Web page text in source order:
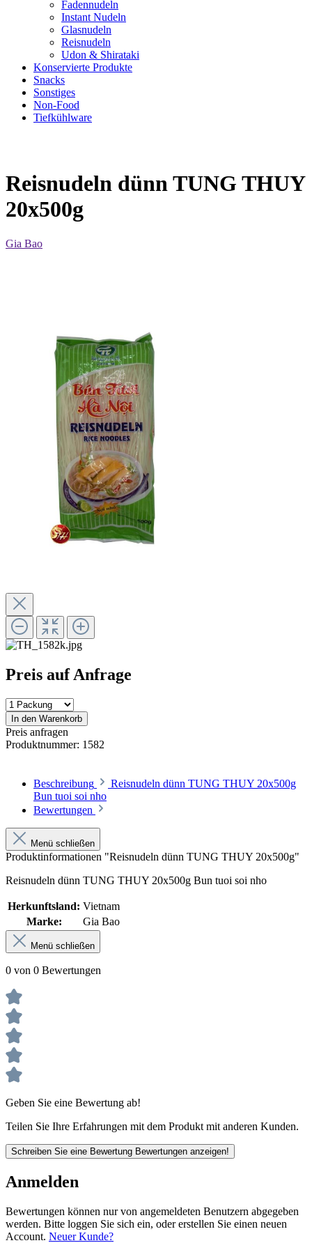
Fadennudeln
Instant Nudeln
Glasnudeln
Reisnudeln
Udon & Shirataki
Konservierte Produkte
Snacks
Sonstiges
Non-Food
Tiefkühlware
Reisnudeln dünn TUNG THUY
20x500g
Gia Bao
Preis auf Anfrage
In den Warenkorb
Preis anfragen
Produktnummer: 1582
Beschreibung
Reisnudeln dünn TUNG THUY 20x500g
Bun tuoi soi nho
Bewertungen
Menü schließen
Produktinformationen "Reisnudeln dünn TUNG THUY 20x500g"
Reisnudeln dünn TUNG THUY 20x500g Bun tuoi soi nho
Herkunftsland: Vietnam
Marke:
Gia Bao
Menü schließen
0 von 0 Bewertungen
Geben Sie eine Bewertung ab!
Teilen Sie Ihre Erfahrungen mit dem Produkt mit anderen Kunden.
Schreiben Sie eine Bewertung Bewertungen anzeigen!
Anmelden
Bewertungen können nur von angemeldeten Benutzern abgegeben
werden. Bitte loggen Sie sich ein, oder erstellen Sie einen neuen
Account. Neuer Kunde?